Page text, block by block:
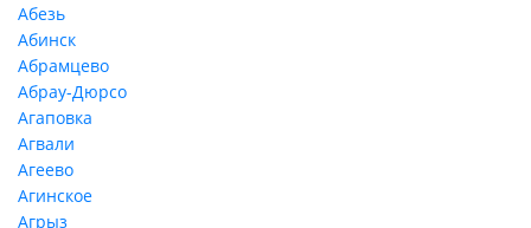
Абезь
Абинск
Абрамцево
Абрау-Дюрсо
Агаповка
Агвали
Агеево
Агинское
Агрыз